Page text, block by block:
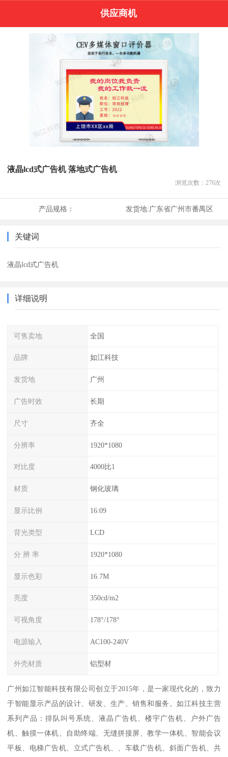
供应商机
液晶lcd式广告机 落地式广告机
浏览次数： 276次
产品规格： 发货地:广东省广州市番禺区
关键词
液晶lcd式广告机
详细说明
可售卖地 全国
品牌 如江科技
发货地 广州
广告时效 长期
尺寸 齐全
分辨率 1920*1080
对比度 4000比1
材质 钢化玻璃
显示比例 16:09
背光类型 LCD
分 辨 率 1920*1080
显示色彩 16.7M
亮度 350cd/m2
可视角度 178°/178°
电源输入 AC100-240V
外壳材质 铝型材
广州如江智能科技有限公司创立于2015年，是一家现代化的，致力
于智能显示产品的设计、研发、生产、销售和服务。如江科技主营
系列产品：排队叫号系统、液晶广告机、楼宇广告机、户外广告
机、触摸一体机、自助终端、无缝拼接屏、教学一体机、智能会议
平板、电梯广告机、立式广告机、、车载广告机、斜面广告机、共